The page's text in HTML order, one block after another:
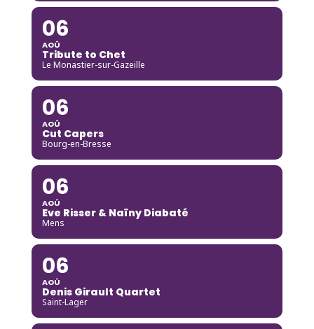
06
AOÛ
Tribute to Chet
Le Monastier-sur-Gazeille
06
AOÛ
Cut Capers
Bourg-en-Bresse
06
AOÛ
Eve Risser & Naïny Diabaté
Mens
06
AOÛ
Denis Girault Quartet
Saint-Lager